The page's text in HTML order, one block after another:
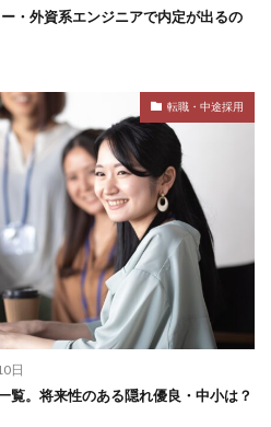
・外資系エンジニアで内定が出るの
転職・中途採用
日
覧。将来性のある隠れ優良・中小は？